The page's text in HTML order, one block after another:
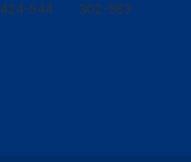
424-544
302-563